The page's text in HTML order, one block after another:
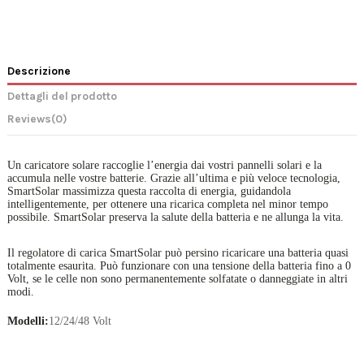
Descrizione
Dettagli del prodotto
Reviews(0)
Un caricatore solare raccoglie l’energia dai vostri pannelli solari e la
accumula nelle vostre batterie. Grazie all’ultima e più veloce tecnologia,
SmartSolar massimizza questa raccolta di energia, guidandola
intelligentemente, per ottenere una ricarica completa nel minor tempo
possibile. SmartSolar preserva la salute della batteria e ne allunga la vita.
Il regolatore di carica SmartSolar può persino ricaricare una batteria quasi
totalmente esaurita. Può funzionare con una tensione della batteria fino a 0
Volt, se le celle non sono permanentemente solfatate o danneggiate in altri
modi.
Modelli:12/24/48 Volt